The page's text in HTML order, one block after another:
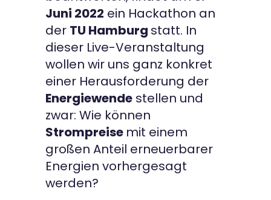
Juni 2022 ein Hackathon an
der TU Hamburg statt. In
dieser Live-Veranstaltung
wollen wir uns ganz konkret
einer Herausforderung der
Energiewende stellen und
zwar: Wie können
Strompreise mit einem
großen Anteil erneuerbarer
Energien vorhergesagt
werden?